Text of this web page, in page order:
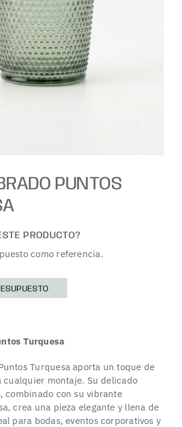
PUNTOS
PRODUCTO?
como referencia.
Turquesa
Turquesa aporta un toque de
cualquier montaje. Su delicado
combinado con su vibrante
crea una pieza elegante y llena de
para bodas, eventos corporativos y